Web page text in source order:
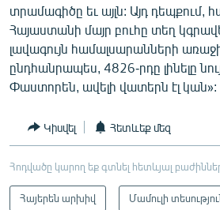
տրամագիծը եւ այլն: Այդ դեպքում,
Հայաստանի մայր բուհը տեղ
լավագույն համալսարանների
ընդհանրապես, 4826-րդը լինելը
Փաստորեն, ավելի վատերն էլ կան»:
Կիսվել Հետևեք մեզ
Հոդվածը կարող եք գտնել հետևյալ
Հայերեն արխիվ Մամուլի